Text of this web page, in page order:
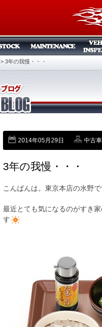
> 3年の我慢・・・
2014年05月29日 中古
3年の我慢・・・
こんばんは。東京本店の水野
最近とても気になるのがすき
す